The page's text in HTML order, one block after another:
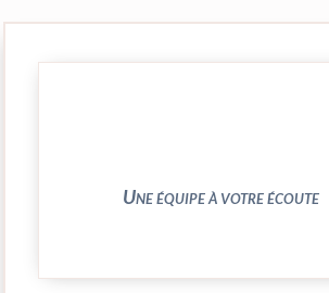
Une équipe à votre écoute
N’hésitez pas à nous solliciter